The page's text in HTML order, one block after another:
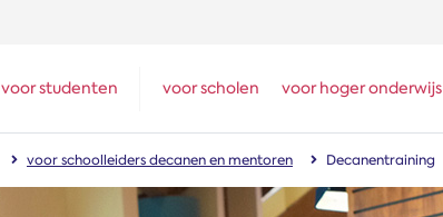
voor studenten voor scholen voor hoger onderwijs
voor schoolleiders decanen en mentoren Decanen­training